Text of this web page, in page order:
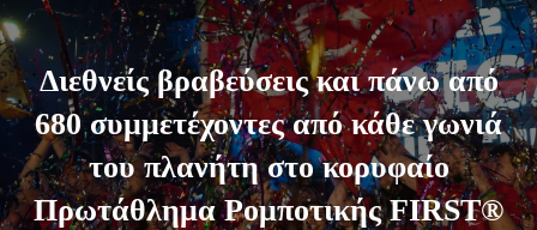
Διεθνείς βραβεύσεις και πάνω από
680 συμμετέχοντες από κάθε γωνιά
του πλανήτη στο κορυφαίο
Πρωτάθλημα Ρομποτικής FIRST®